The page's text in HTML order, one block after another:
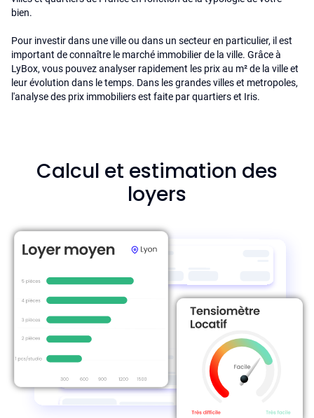
bien.
Pour investir dans une ville ou dans un secteur en particulier, il est
important de connaître le marché immobilier de la ville. Grâce à
LyBox, vous pouvez analyser rapidement les prix au m² de la ville et
leur évolution dans le temps. Dans les grandes villes et metropoles,
l'analyse des prix immobiliers est faite par quartiers et Iris.
Calcul et estimation des
loyers